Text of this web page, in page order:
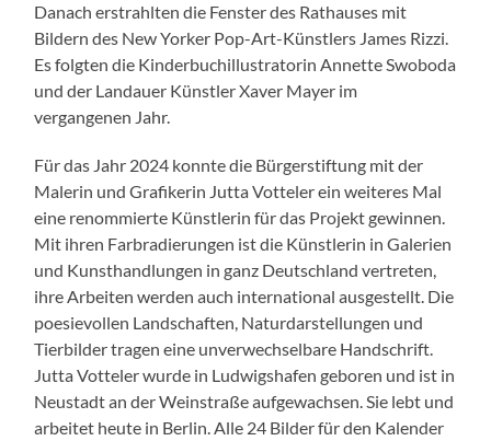
Danach erstrahlten die Fenster des Rathauses mit
Bildern des New Yorker Pop-Art-Künstlers James Rizzi.
Es folgten die Kinderbuchillustratorin Annette Swoboda
und der Landauer Künstler Xaver Mayer im
vergangenen Jahr.
Für das Jahr 2024 konnte die Bürgerstiftung mit der
Malerin und Grafikerin Jutta Votteler ein weiteres Mal
eine renommierte Künstlerin für das Projekt gewinnen.
Mit ihren Farbradierungen ist die Künstlerin in Galerien
und Kunsthandlungen in ganz Deutschland vertreten,
ihre Arbeiten werden auch international ausgestellt. Die
poesievollen Landschaften, Naturdarstellungen und
Tierbilder tragen eine unverwechselbare Handschrift.
Jutta Votteler wurde in Ludwigshafen geboren und ist in
Neustadt an der Weinstraße aufgewachsen. Sie lebt und
arbeitet heute in Berlin. Alle 24 Bilder für den Kalender